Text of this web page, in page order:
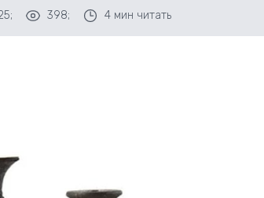
398; 4 мин читать